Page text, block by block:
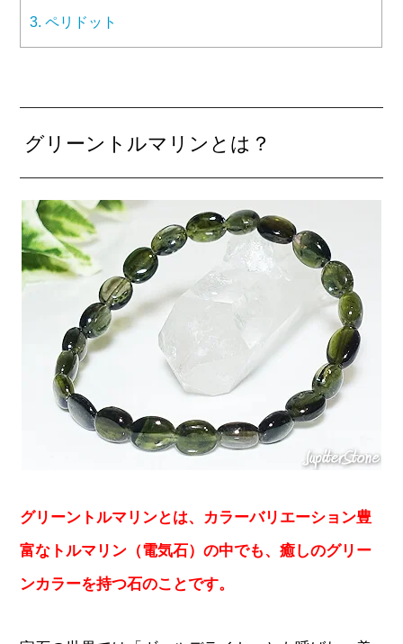
3. ペリドット
グリーントルマリンとは？
グリーントルマリンとは、カラーバリエーション豊
富なトルマリン（電気石）の中でも、癒しのグリー
ンカラーを持つ石のことです。